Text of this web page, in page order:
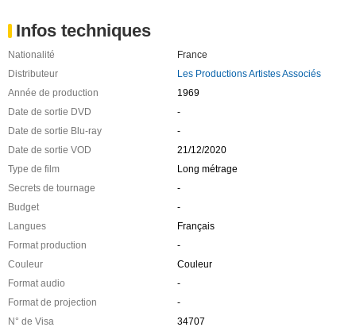
Infos techniques
Nationalité
France
Distributeur
Les Productions Artistes Associés
Année de production
1969
Date de sortie DVD
-
Date de sortie Blu-ray
-
Date de sortie VOD
21/12/2020
Type de film
Long métrage
Secrets de tournage
-
Budget
-
Langues
Français
Format production
-
Couleur
Couleur
Format audio
-
Format de projection
-
N° de Visa
34707